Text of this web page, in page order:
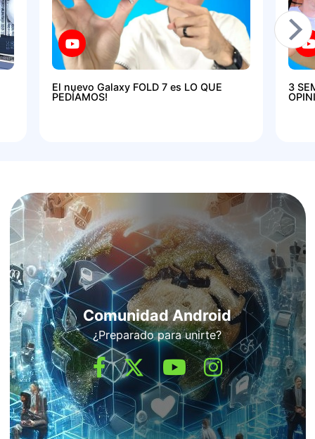
El nuevo Galaxy FOLD 7 es LO QUE
PEDÍAMOS!
3
Comunidad Android
¿Preparado para unirte?